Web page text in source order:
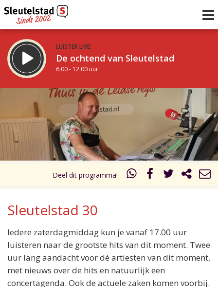
LUISTER LIVE:
De ochtend van Sleutelstad
6.00 - 12.00 uur
De middag van Sleutelstad
12.00 - 18.00 uur
Vorig uur
uur 1 van 0 Volgend uur
Inklappen
Deel dit programma!
Sleutelstad 30
Iedere zaterdagmiddag kun je vanaf 17.00 uur
luisteren naar de grootste hits van dit moment. Twee
uur lang aandacht voor dé artiesten van dit moment,
met nieuws over de hits en natuurlijk een
concertagenda. Ook de actuele zaken komen voorbij.